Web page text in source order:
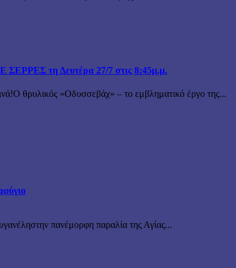
τη Δευτέρα 27/7 στις 8:45μ.μ.
θρυλικός «Οδυσσεβάχ» – το εμβληματικό έργο της...
πανέμορφη παραλία της Αγίας...